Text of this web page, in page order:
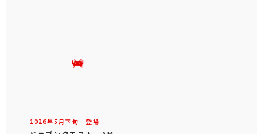
2026年5 月下旬 登場